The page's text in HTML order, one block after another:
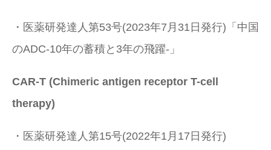
・医薬研発達人第53号(2023年7月31日発行)「中国
のADC-10年の蓄積と3年の飛躍-」
CAR-T (Chimeric antigen receptor T-cell
therapy)
・医薬研発達人第15号(2022年1月17日発行)